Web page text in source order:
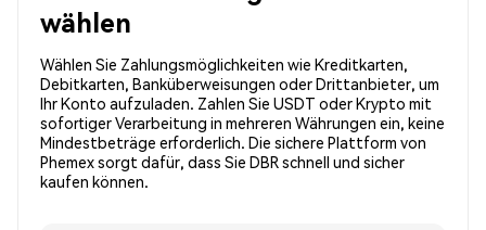
wählen
Wählen Sie Zahlungsmöglichkeiten wie Kreditkarten,
Debitkarten, Banküberweisungen oder Drittanbieter, um
Ihr Konto aufzuladen. Zahlen Sie USDT oder Krypto mit
sofortiger Verarbeitung in mehreren Währungen ein, keine
Mindestbeträge erforderlich. Die sichere Plattform von
Phemex sorgt dafür, dass Sie DBR schnell und sicher
kaufen können.